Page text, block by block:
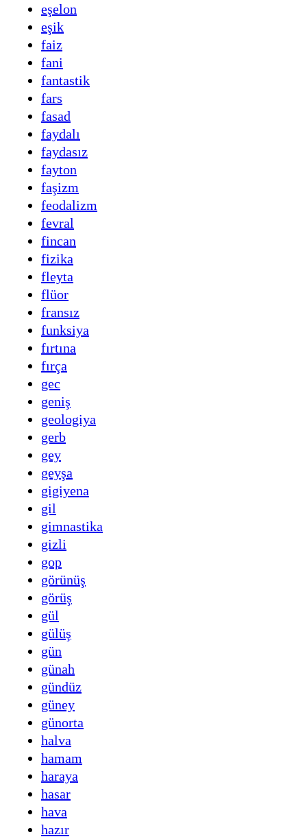
eşelon
eşik
faiz
fani
fantastik
fars
fasad
faydalı
faydasız
fayton
faşizm
feodalizm
fevral
fincan
fizika
fleyta
flüor
fransız
funksiya
fırtına
fırça
gec
geniş
geologiya
gerb
gey
geyşa
gigiyena
gil
gimnastika
gizli
gop
görünüş
görüş
gül
gülüş
gün
günah
gündüz
güney
günorta
halva
hamam
haraya
hasar
hava
hazır